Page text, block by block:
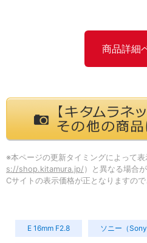
商品詳細
※本ページの更新タイミングによって
s://shop.kitamura.jp/ ）と異なる場合
Cサイトの表示価格が正となりますので
E 16mm F2.8 ソニー（Sony